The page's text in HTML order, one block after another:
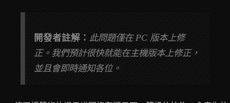
開發者註解： 此問題僅在 PC 版本上修
正。我們預計很快就能在主機版本上修正，
並且會即時通知各位。